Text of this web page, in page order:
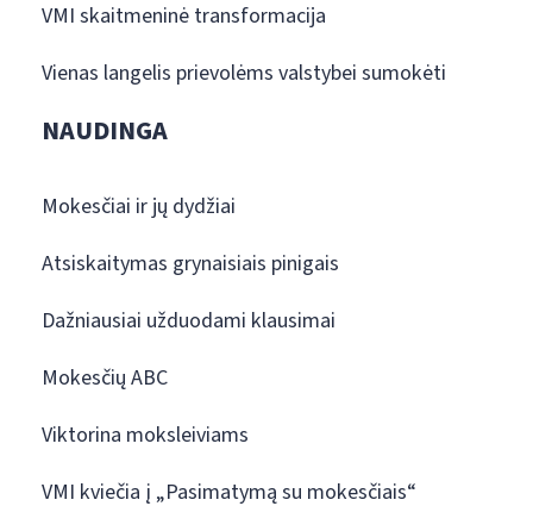
VMI skaitmeninė transformacija
Vienas langelis prievolėms valstybei sumokėti
NAUDINGA
Mokesčiai ir jų dydžiai
Atsiskaitymas grynaisiais pinigais
Dažniausiai užduodami klausimai
Mokesčių ABC
Viktorina moksleiviams
VMI kviečia į „Pasimatymą su mokesčiais“